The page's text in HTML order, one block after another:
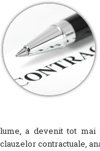
lume, a devenit tot mai
clauzelor contractuale,